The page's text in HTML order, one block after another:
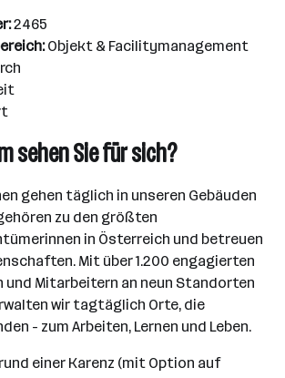
2465
Objekt & Facilitymanagement
sehen Sie für sich?
gehen täglich in unseren Gebäuden
zu den größten
in Österreich und betreuen
Mit über 1.200 engagierten
und Mitarbeitern an neun Standorten
wir tagtäglich Orte, die
- zum Arbeiten, Lernen und Leben.
einer Karenz (mit Option auf